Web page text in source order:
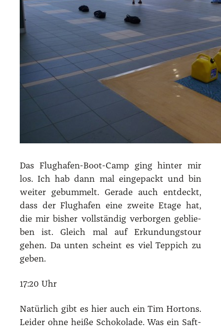
Das Flug­ha­fen-Boot-Camp ging hin­ter mir
los. Ich hab dann mal ein­ge­packt und bin
wei­ter gebum­melt. Gera­de auch ent­deckt,
dass der Flug­ha­fen eine zwei­te Eta­ge hat,
die mir bis­her voll­stän­dig ver­bor­gen geblie­
ben ist. Gleich mal auf Erkun­dungs­tour
gehen. Da unten scheint es viel Tep­pich zu
geben.
17:20 Uhr
Natür­lich gibt es hier auch ein Tim Hor­tons.
Lei­der ohne hei­ße Scho­ko­la­de. Was ein Saft­